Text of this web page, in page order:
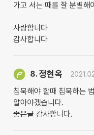
가고 서는 때를 잘 분별해
사랑합니다
감사합니다
8.정현옥
침묵해야 할때 침묵하는
알아야겠습니다.
좋은글 감사합니다.